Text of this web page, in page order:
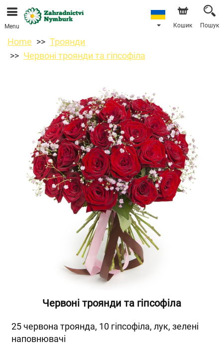
Ми приймаємо замовлення через наш інтернет-
магазин. Найближча можлива дата доставки —
11.08.2026 у зв’язку з відпусткою.
Menu Кошик Пошук
Home
Троянди
Червоні троянди та гіпсофіла
Червоні троянди та гіпсофіла
25 червона троянда, 10 гіпсофіла, лук, зелені
наповнювачі